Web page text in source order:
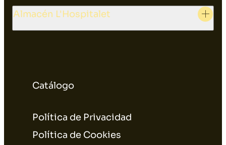
Catálogo
Política de Privacidad
Política de Cookies
Almacén L'Hospitalet